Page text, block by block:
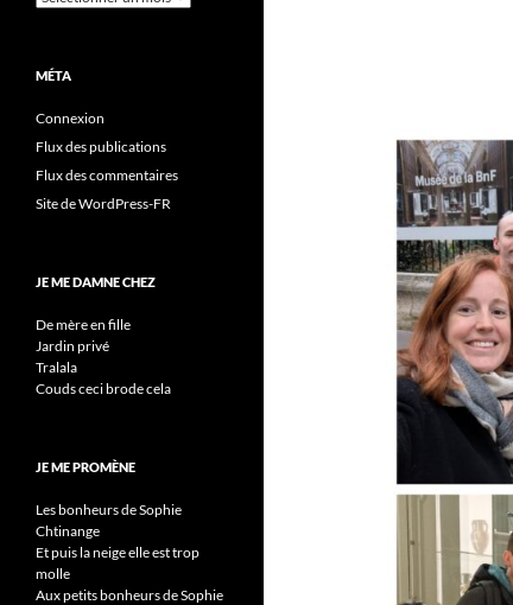
MÉTA
Connexion
Flux des publications
Flux des commentaires
Site de WordPress-FR
JE ME DAMNE CHEZ
De mère en fille
Jardin privé
Tralala
Couds ceci brode cela
JE ME PROMÈNE
Les bonheurs de Sophie
Chtinange
Et puis la neige elle est trop
molle
Aux petits bonheurs de Sophie